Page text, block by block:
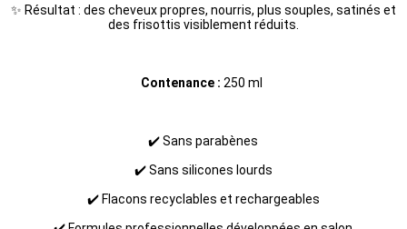
✨ Résultat : des cheveux propres, nourris, plus souples, satinés et
des frisottis visiblement réduits.
Contenance : 250 ml
✔️ Sans parabènes
✔️ Sans silicones lourds
✔️ Flacons recyclables et rechargeables